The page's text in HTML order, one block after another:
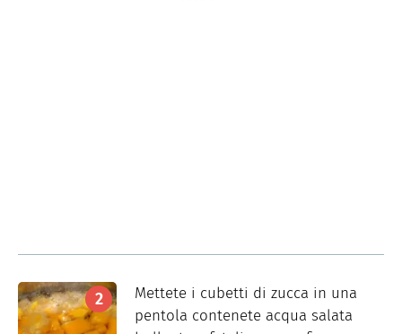
Mettete i cubetti di zucca in una
pentola contenete acqua salata